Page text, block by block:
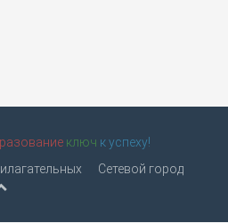
ключ к успеху!
Сетевой город